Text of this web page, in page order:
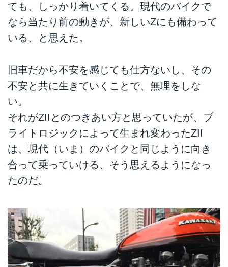
ても、しっかり着いてくる。現代のバイクで
なら当たり前の動きが、新しいZにも備わって
いる、と思えた。
旧車だから不安を感じても仕方ないし、その
不安と共に生きていくことで、無理をしな
い。
それがZIIとのつきあい方と思っていたが、ブ
ライトロジックによって生まれ変わったZII
は、現代（いま）のバイクと同じように向き
合って乗っていける、そう思えるようになっ
たのだ。